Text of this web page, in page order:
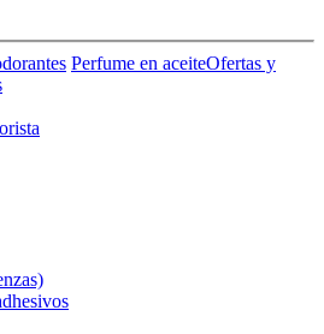
Perfume en aceiteOfertas y